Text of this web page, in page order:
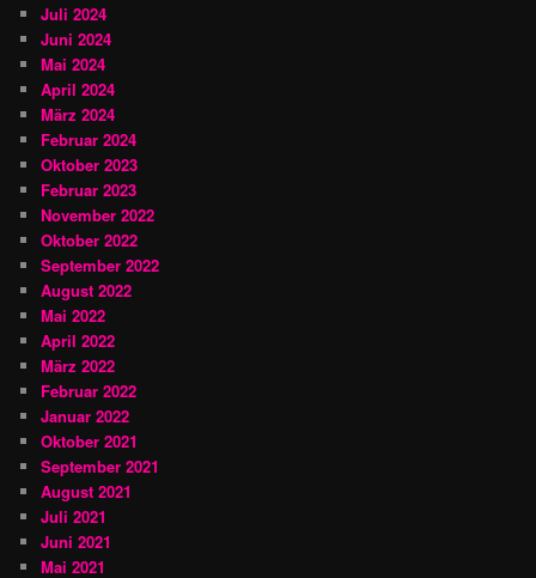
Juli 2024
Juni 2024
Mai 2024
April 2024
März 2024
Februar 2024
Oktober 2023
Februar 2023
November 2022
Oktober 2022
September 2022
August 2022
Mai 2022
April 2022
März 2022
Februar 2022
Januar 2022
Oktober 2021
September 2021
August 2021
Juli 2021
Juni 2021
Mai 2021